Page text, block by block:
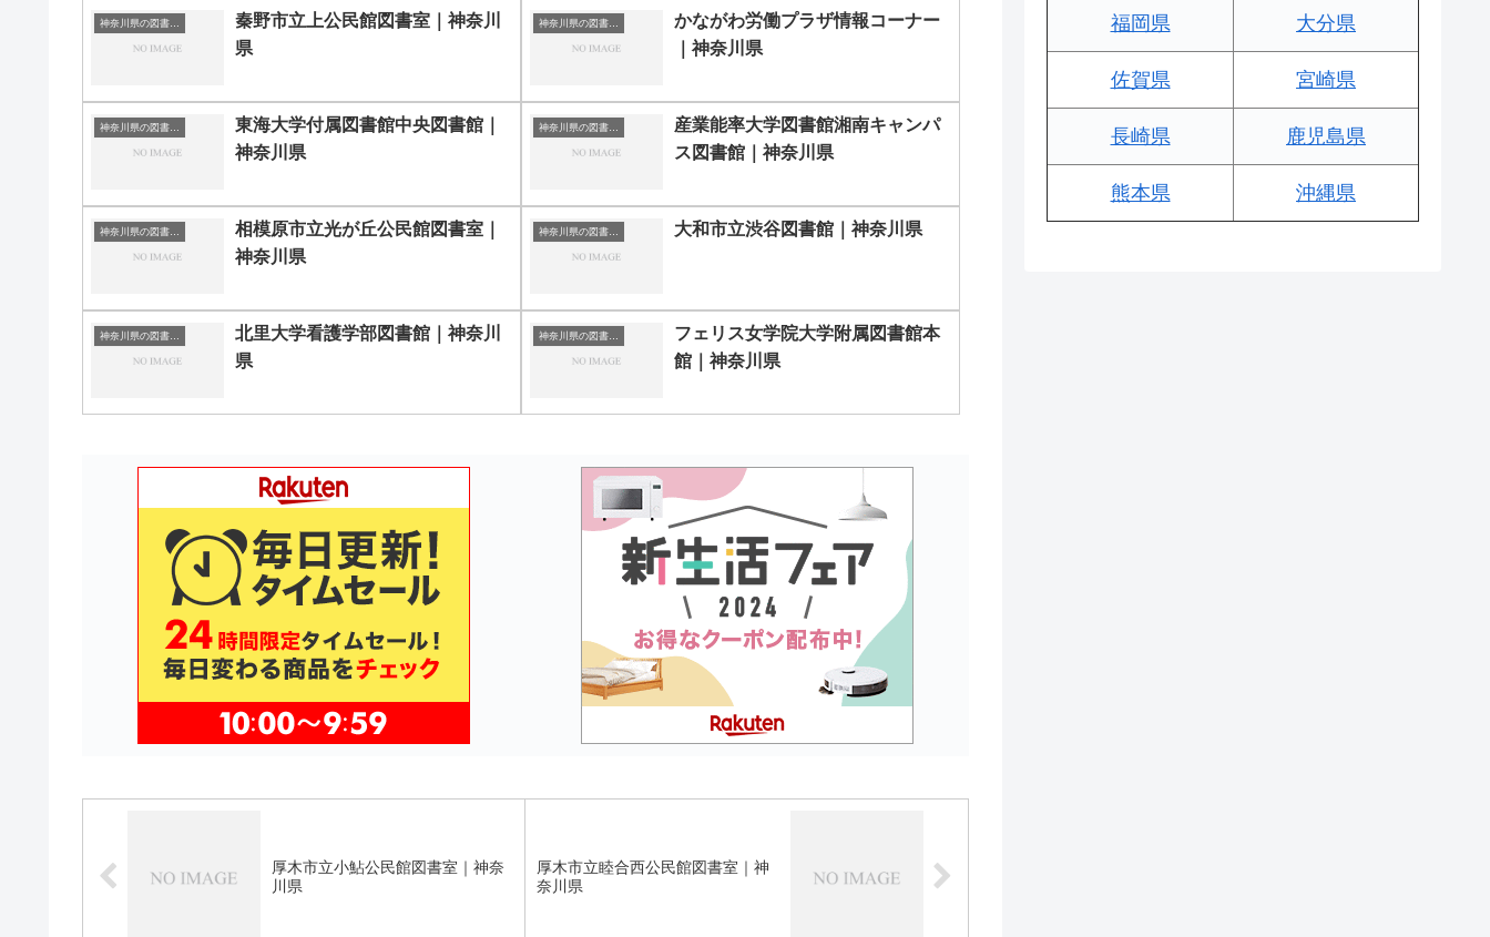
神奈川県の図書館｜勉強できる場所
秦野市立上公民館図書室｜神奈川
県
神奈川県の図書館｜勉強できる場所
かながわ労働プラザ情報コーナー
｜神奈川県
神奈川県の図書館｜勉強できる場所
東海大学付属図書館中央図書館｜
神奈川県
神奈川県の図書館｜勉強できる場所
産業能率大学図書館湘南キャンパ
ス図書館｜神奈川県
神奈川県の図書館｜勉強できる場所
相模原市立光が丘公民館図書室｜
神奈川県
神奈川県の図書館｜勉強できる場所 大和市立渋谷図書館｜神奈川県
神奈川県の図書館｜勉強できる場所
北里大学看護学部図書館｜神奈川
県
神奈川県の図書館｜勉強できる場所
フェリス女学院大学附属図書館本
館｜神奈川県
厚木市立小鮎公民館図書室｜神奈
川県
厚木市立睦合西公民館図書室｜神
奈川県
福岡県 大分県
佐賀県 宮崎県
長崎県 鹿児島県
熊本県 沖縄県